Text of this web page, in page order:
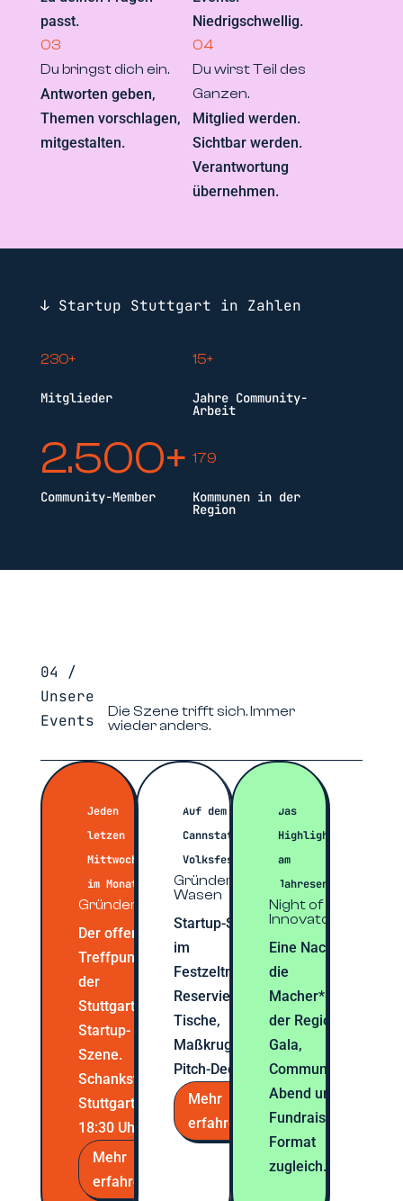
passt.
Niedrigschwellig.
03
Du bringst dich ein.
Antworten geben,
Themen vorschlagen,
mitgestalten.
04
Du wirst Teil des
Ganzen.
Mitglied werden.
Sichtbar werden.
Verantwortung
übernehmen.
↓ Startup Stuttgart in Zahlen
230+
Mitglieder
15+
Jahre Community-
Arbeit
2.500+
Community-Member
179
Kommunen in der
Region
04 /
Unsere
Events
Die Szene trifft sich. Immer
wieder anders.
Jeden
letzen
Mittwoch
im Monat
Gründergrillen
Der offene
Treffpunkt
der
Stuttgarter
Startup-
Szene.
Schankstelle
Stuttgart, ab
18:30 Uhr.
Mehr
erfahren
Auf dem
Cannstatter
Volksfest
Gründer*innen
Wasen
Startup-Szene
im
Festzeltmodus.
Reservierte
Tische,
Maßkrug, kein
Pitch-Deck.
Mehr
erfahren
Das
Highlight
am
Jahresende
Night of
Innovators
Eine Nacht für
die
Macher*innen
der Region.
Gala,
Community-
Abend und
Fundraising-
Format
zugleich.